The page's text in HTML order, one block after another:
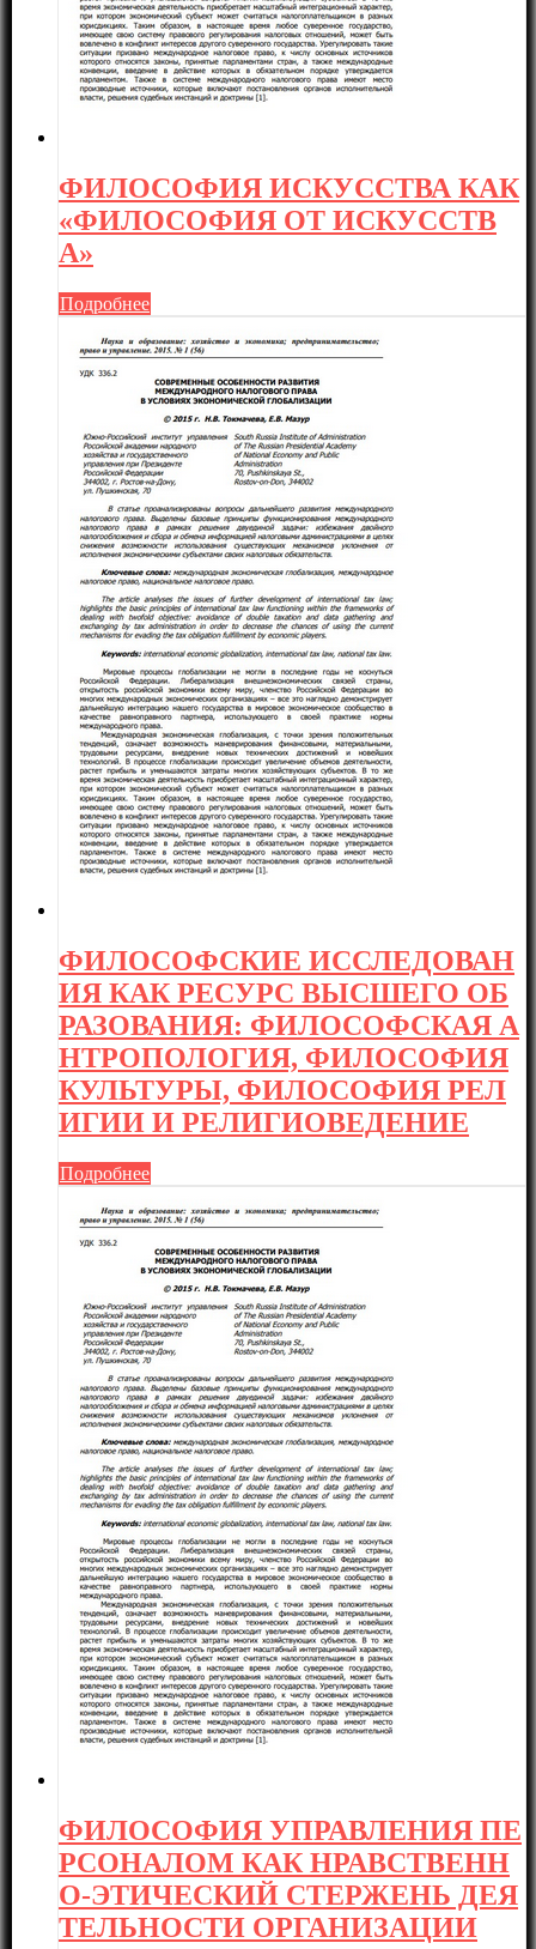
ФИЛОСОФИЯ ИСКУССТВА КАК
«ФИЛОСОФИЯ ОТ ИСКУССТВ
А»
Подробнее
ФИЛОСОФСКИЕ ИССЛЕДОВАН
ИЯ КАК РЕСУРС ВЫСШЕГО ОБ
РАЗОВАНИЯ: ФИЛОСОФСКАЯ А
НТРОПОЛОГИЯ, ФИЛОСОФИЯ
КУЛЬТУРЫ, ФИЛОСОФИЯ РЕЛ
ИГИИ И РЕЛИГИОВЕДЕНИЕ
Подробнее
ФИЛОСОФИЯ УПРАВЛЕНИЯ ПЕ
РСОНАЛОМ КАК НРАВСТВЕНН
О-ЭТИЧЕСКИЙ СТЕРЖЕНЬ ДЕЯ
ТЕЛЬНОСТИ ОРГАНИЗАЦИИ